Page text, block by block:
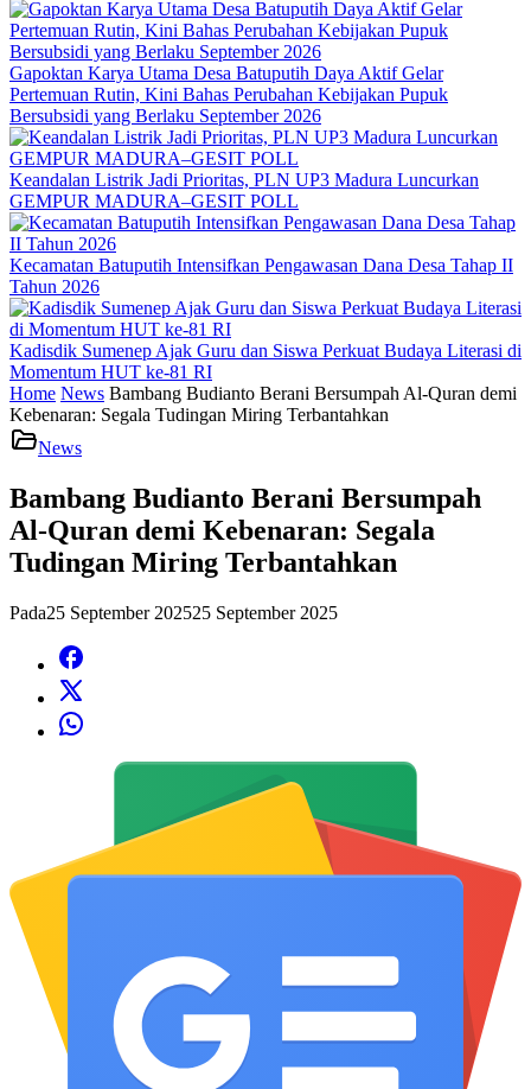
Gapoktan Karya Utama Desa Batuputih Daya Aktif Gelar
Pertemuan Rutin, Kini Bahas Perubahan Kebijakan Pupuk
Bersubsidi yang Berlaku September 2026
Keandalan Listrik Jadi Prioritas, PLN UP3 Madura Luncurkan
GEMPUR MADURA–GESIT POLL
Kecamatan Batuputih Intensifkan Pengawasan Dana Desa Tahap II
Tahun 2026
Kadisdik Sumenep Ajak Guru dan Siswa Perkuat Budaya Literasi di
Momentum HUT ke-81 RI
Home News Bambang Budianto Berani Bersumpah Al-Quran demi
Kebenaran: Segala Tudingan Miring Terbantahkan
News
Bambang Budianto Berani Bersumpah
Al-Quran demi Kebenaran: Segala
Tudingan Miring Terbantahkan
Pada25 September 202525 September 2025